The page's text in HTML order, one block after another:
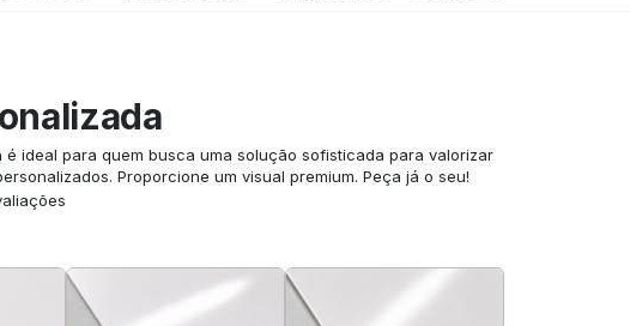
é ideal para quem busca uma solução sofisticada para valorizar
Proporcione um visual premium. Peça já o seu!